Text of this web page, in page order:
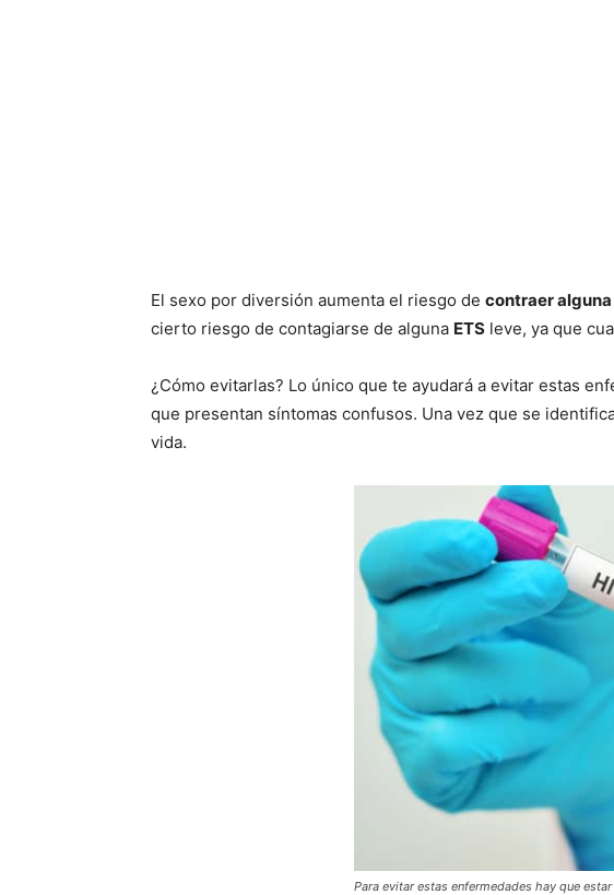
El sexo por diversión aumenta el riesgo de contraer
cierto riesgo de contagiarse de alguna ETS leve, ya que
¿Cómo evitarlas? Lo único que te ayudará a evitar estas
que presentan síntomas confusos. Una vez que se
vida.
Para evitar estas enfermedades hay que